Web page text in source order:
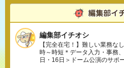
編集部イチオシ
【完全在宅！】難しい業務な
時～時短＊データ入力・事務
日・16日＞ドーム公演のサポ